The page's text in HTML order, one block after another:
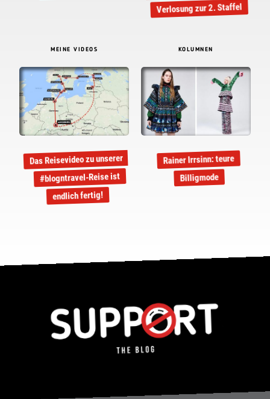
Verlosung zur 2. Staffel
MEINE VIDEOS
Das Reisevideo zu unserer
#blogntravel-Reise ist
endlich fertig!
KOLUMNEN
Rainer Irrsinn: teure
Billigmode